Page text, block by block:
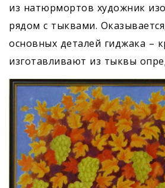
из натюрмортов художник
рядом с тыквами.
основных деталей гиджака –
изготавливают из тыквы